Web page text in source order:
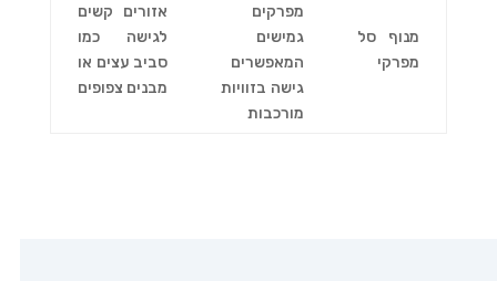
מנוף סל
מפרקי
מפרקים
גמישים
המאפשרים
גישה בזוויות
מורכבות
אזורים קשים
לגישה כמו
סביב עצים או
מבנים צפופים